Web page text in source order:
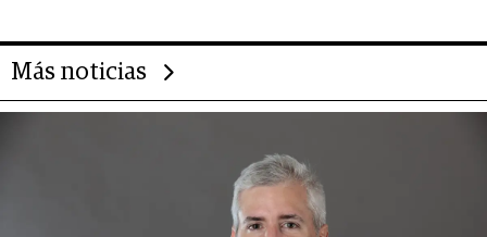
Más noticias